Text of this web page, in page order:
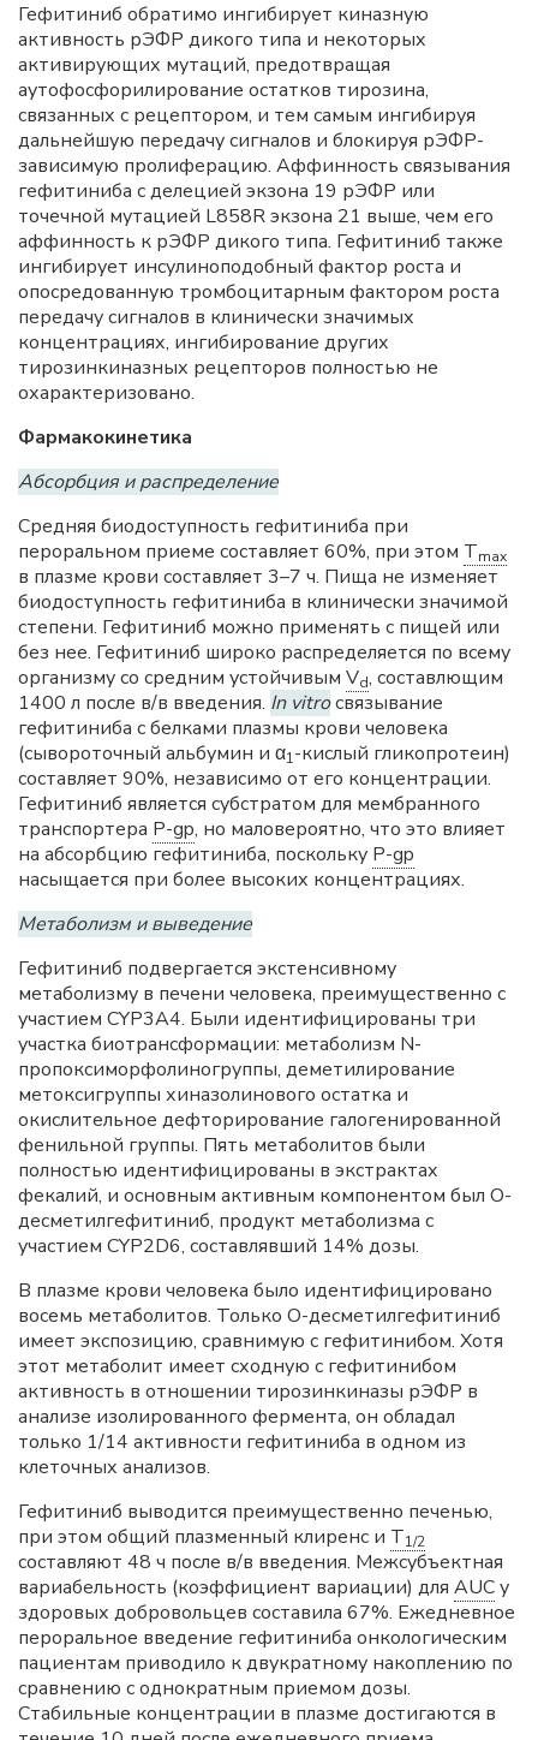
Гефитиниб обратимо ингибирует киназную
активность рЭФР дикого типа и некоторых
активирующих мутаций, предотвращая
аутофосфорилирование остатков тирозина,
связанных с рецептором, и тем самым ингибируя
дальнейшую передачу сигналов и блокируя рЭФР-
зависимую пролиферацию. Аффинность связывания
гефитиниба с делецией экзона 19 рЭФР или
точечной мутацией L858R экзона 21 выше, чем его
аффинность к рЭФР дикого типа. Гефитиниб также
ингибирует инсулиноподобный фактор роста и
опосредованную тромбоцитарным фактором роста
передачу сигналов в клинически значимых
концентрациях, ингибирование других
тирозинкиназных рецепторов полностью не
охарактеризовано.
Фармакокинетика
Абсорбция и распределение
Средняя биодоступность гефитиниба при
пероральном приеме составляет 60%, при этом Tmax
в плазме крови составляет 3–7 ч. Пища не изменяет
биодоступность гефитиниба в клинически значимой
степени. Гефитиниб можно применять с пищей или
без нее. Гефитиниб широко распределяется по всему
организму со средним устойчивым Vd, составлющим
1400 л после в/в введения. In vitroсвязывание
гефитиниба с белками плазмы крови человека
(сывороточный альбумин и α1-кислый гликопротеин)
составляет 90%, независимо от его концентрации.
Гефитиниб является субстратом для мембранного
транспортера P-gp, но маловероятно, что это влияет
на абсорбцию гефитиниба, поскольку P-gp
насыщается при более высоких концентрациях.
Метаболизм и выведение
Гефитиниб подвергается экстенсивному
метаболизму в печени человека, преимущественно с
участием CYP3A4. Были идентифицированы три
участка биотрансформации: метаболизм N-
пропоксиморфолиногруппы, деметилирование
метоксигруппы хиназолинового остатка и
окислительное дефторирование галогенированной
фенильной группы. Пять метаболитов были
полностью идентифицированы в экстрактах
фекалий, и основным активным компонентом был O-
десметилгефитиниб, продукт метаболизма с
участием CYP2D6, составлявший 14% дозы.
В плазме крови человека было идентифицировано
восемь метаболитов. Только O-десметилгефитиниб
имеет экспозицию, сравнимую с гефитинибом. Хотя
этот метаболит имеет сходную с гефитинибом
активность в отношении тирозинкиназы рЭФР в
анализе изолированного фермента, он обладал
только 1/14 активности гефитиниба в одном из
клеточных анализов.
Гефитиниб выводится преимущественно печенью,
при этом общий плазменный клиренс и T1/2
составляют 48 ч после в/в введения. Межсубъектная
вариабельность (коэффициент вариации) для AUCу
здоровых добровольцев составила 67%. Ежедневное
пероральное введение гефитиниба онкологическим
пациентам приводило к двукратному накоплению по
сравнению с однократным приемом дозы.
Стабильные концентрации в плазме достигаются в